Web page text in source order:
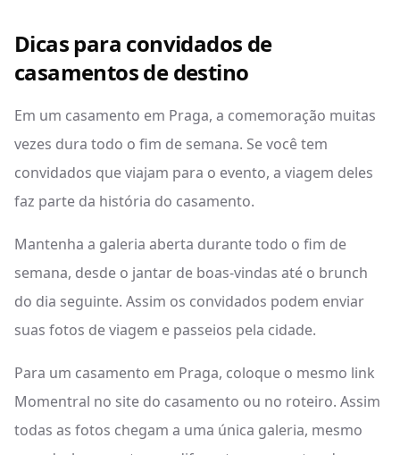
Dicas para convidados de
casamentos de destino
Em um casamento em Praga, a comemoração muitas
vezes dura todo o fim de semana. Se você tem
convidados que viajam para o evento, a viagem deles
faz parte da história do casamento.
Mantenha a galeria aberta durante todo o fim de
semana, desde o jantar de boas-vindas até o brunch
do dia seguinte. Assim os convidados podem enviar
suas fotos de viagem e passeios pela cidade.
Para um casamento em Praga, coloque o mesmo link
Momentral no site do casamento ou no roteiro. Assim
todas as fotos chegam a uma única galeria, mesmo